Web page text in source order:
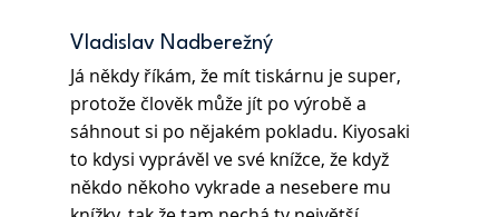
Vladislav Nadberežný
Já někdy říkám, že mít tiskárnu je super,
protože člověk může jít po výrobě a
sáhnout si po nějakém pokladu. Kiyosaki
to kdysi vyprávěl ve své knížce, že když
někdo někoho vykrade a nesebere mu